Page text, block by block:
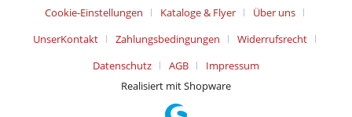
Cookie-Einstellungen Kataloge & Flyer
Über uns
UnserKontakt
Zahlungsbedingungen
Widerrufsrecht
Datenschutz
AGB
Impressum
Realisiert mit Shopware